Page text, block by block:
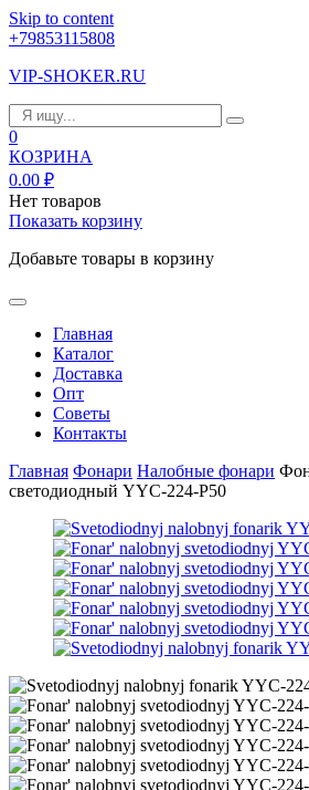
Skip to content
+79853115808
VIP-SHOKER.RU
0
КОЗРИНА
0.00 ₽
Нет товаров
Показать корзину
Добавьте товары в корзину
Главная
Каталог
Доставка
Опт
Советы
Контакты
Главная Фонари Налобные фонари
светодиодный YYC-224-P50